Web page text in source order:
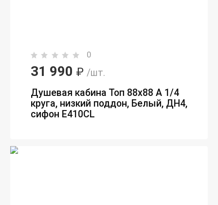
0
31 990 ₽ /шт.
Душевая кабина Топ 88х88 А 1/4
круга, низкий поддон, Белый, ДН4,
сифон E410CL